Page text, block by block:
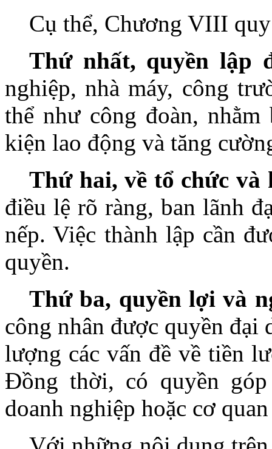
Cụ thể, Chương VIII
Thứ nhất, quyền lập
nghiệp, nhà máy, công
thể như công đoàn,
kiện lao động và tăng
Thứ hai, về tổ chức và
điều lệ rõ ràng, ban lãnh
nếp. Việc thành lập cần
quyền.
Thứ ba, quyền lợi và
công nhân được quyền
lượng các vấn đề về tiền
Đồng thời, có quyền
doanh nghiệp hoặc cơ